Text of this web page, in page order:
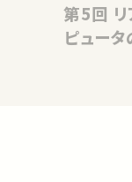
第5回 リアルとバーチャル－コン
ピュー